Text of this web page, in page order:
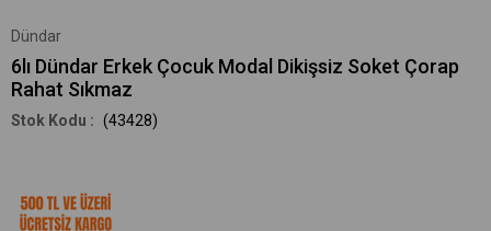
Dündar
6lı Dündar Erkek Çocuk Modal Dikişsiz Soket Çorap
Rahat Sıkmaz
(43428)